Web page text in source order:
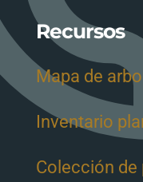
Recursos
Mapa de
Inventario
Colección de